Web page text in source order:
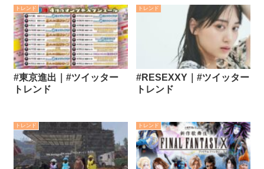
トレンド
#東京進出｜#ツイッター
トレンド
トレンド
#RESEXXY｜#ツイッター
トレンド
トレンド トレンド